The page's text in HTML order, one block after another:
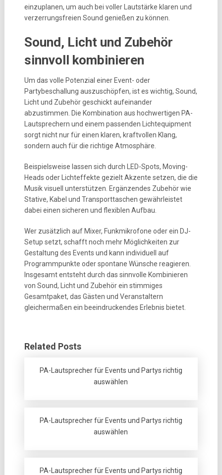
einzuplanen, um auch bei voller Lautstärke klaren und
verzerrungsfreien Sound genießen zu können.
Sound, Licht und Zubehör
sinnvoll kombinieren
Um das volle Potenzial einer Event- oder
Partybeschallung auszuschöpfen, ist es wichtig, Sound,
Licht und Zubehör geschickt aufeinander
abzustimmen. Die Kombination aus hochwertigen PA-
Lautsprechern und einem passenden Lichtequipment
sorgt nicht nur für einen klaren, kraftvollen Klang,
sondern auch für die richtige Atmosphäre.
Beispielsweise lassen sich durch LED-Spots, Moving-
Heads oder Lichteffekte gezielt Akzente setzen, die die
Musik visuell unterstützen. Ergänzendes Zubehör wie
Stative, Kabel und Transporttaschen gewährleistet
dabei einen sicheren und flexiblen Aufbau.
Wer zusätzlich auf Mixer, Funkmikrofone oder ein DJ-
Setup setzt, schafft noch mehr Möglichkeiten zur
Gestaltung des Events und kann individuell auf
Programmpunkte oder spontane Wünsche reagieren.
Insgesamt entsteht durch das sinnvolle Kombinieren
von Sound, Licht und Zubehör ein stimmiges
Gesamtpaket, das Gästen und Veranstaltern
gleichermaßen ein beeindruckendes Erlebnis bietet.
Related Posts
PA-Lautsprecher für Events und Partys richtig
auswählen
PA-Lautsprecher für Events und Partys richtig
auswählen
PA-Lautsprecher für Events und Partys richtig